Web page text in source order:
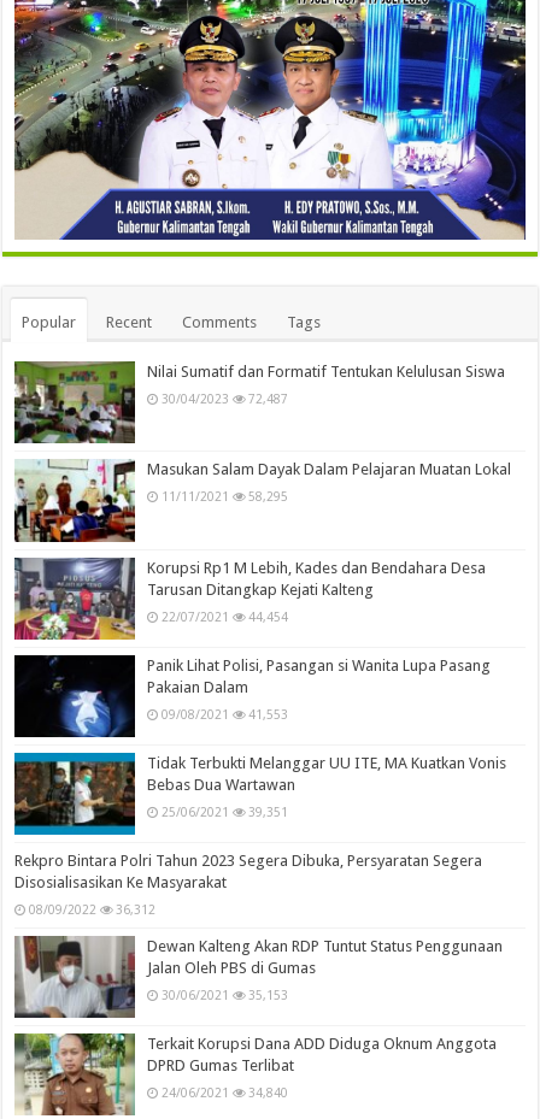
Popular Recent Comments Tags
Nilai Sumatif dan Formatif Tentukan Kelulusan Siswa
30/04/2023 72,487
Masukan Salam Dayak Dalam Pelajaran Muatan Lokal
11/11/2021 58,295
Korupsi Rp1 M Lebih, Kades dan Bendahara Desa
Tarusan Ditangkap Kejati Kalteng
22/07/2021 44,454
Panik Lihat Polisi, Pasangan si Wanita Lupa Pasang
Pakaian Dalam
09/08/2021 41,553
Tidak Terbukti Melanggar UU ITE, MA Kuatkan Vonis
Bebas Dua Wartawan
25/06/2021 39,351
Rekpro Bintara Polri Tahun 2023 Segera Dibuka, Persyaratan Segera
Disosialisasikan Ke Masyarakat
08/09/2022 36,312
Dewan Kalteng Akan RDP Tuntut Status Penggunaan
Jalan Oleh PBS di Gumas
30/06/2021 35,153
Terkait Korupsi Dana ADD Diduga Oknum Anggota
DPRD Gumas Terlibat
24/06/2021 34,840